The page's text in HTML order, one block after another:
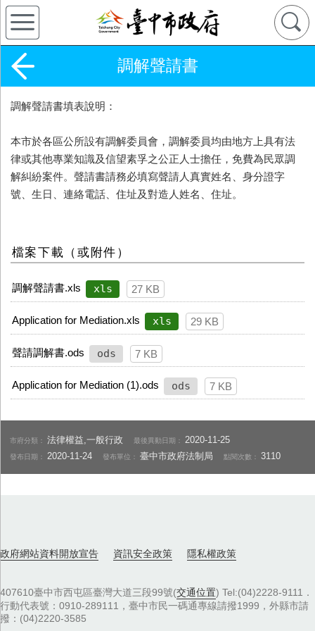
調解聲請書
調解聲請書填表說明：
本市於各區公所設有調解委員會，調解委員均由地方上具有法
律或其他專業知識及信望素孚之公正人士擔任，免費為民眾調
解糾紛案件。聲請書請務必填寫聲請人真實姓名、身分證字
號、生日、連絡電話、住址及對造人姓名、住址。
檔案下載（或附件）
調解聲請書.xls xls 27 KB
Application for Mediation.xls xls 29 KB
聲請調解書.ods ods 7 KB
Application for Mediation (1).ods ods 7 KB
市府分類：法律權益,一般行政 最後異動日期： 2020-11-25
發布日期： 2020-11-24 發布單位：臺中市政府法制局 點閱次數：3110
政府網站資料開放宣告 資訊安全政策 隱私權政策
407610臺中市西屯區臺灣大道三段99號(交通位置) Tel:(04)2228-9111．
行動代表號：0910-289111，臺中市民一碼通專線請撥1999，外縣市請
撥：(04)2220-3585